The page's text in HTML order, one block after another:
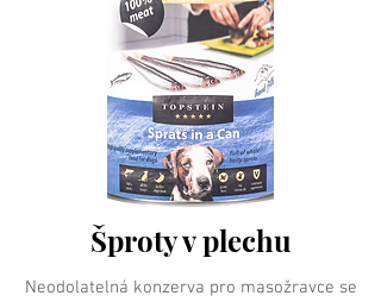
Šproty v plechu
Neodolatelná konzerva pro masožravce se